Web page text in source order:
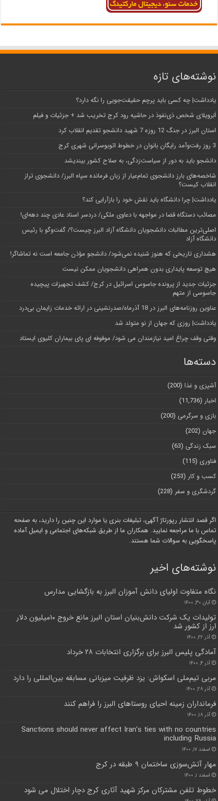
نوشته‌های تازه
یادداشت| ‌چه کسی باید پرچم حقیقت‌جویی را نگه دارد؟
اَبَر‌ویلای شخص ذی‌نفوذ در حاشیه‌ رود کرج تخریب شد + جزئیات و فیلم
استان البرز در جنگ 12 روزه 7 شهید دانشجو تقدیم انقلاب کرد
3 روز رفت‌وآمد رایگان بانوان در خطوط اتوبوسرانی شهری کرج
دانشجو باید به دور از سیاست‌زدگی، به صلاح کشور بیندیشد
شاخصه‌های بارز دانشجوی تمام‌عیار از زبان فرمانده سپاه البرز/ دانشجوی تراز
انقلاب کیست؟
یادداشت| چرا دانشگاه باید نقش خود را بازآرایی کند؟
مصائب دستگاه قضا در مواجهه با دعاوی ملکی/ دردسر اسناد عادی چند‌ دهه‌ای!
اصلی‌ترین مطالبات دانشجویان دانشگاه آزاد البرز چیست؟/ گفت‌وگو با رئیس
دانشگاه آز‌اد
هشداری تاریخی که هنوز شنیده نمی‌شود/ دانشجو مؤذن جامعه است نه تماشاگر!
هیچ توسعه پایداری بدون همراهی دانشجویان ممکن نیست
جزئیات جدید از پرونده جاسوس اسرائیل در کرج/‌ کشف تجهیزات پیچیده
جاسوسی از متهم
عناوین روزنامه‌های البرز در ‌18 آذرماه/صدرنشینی در ارائه خدمات زایمان بی‌درد
یادداشت| روزی که جهان از نو متولد شد
وقتی وقف چراغ امید نیازمندان می شود/ موقوفه ای پای بیماران کلیوی ایستاد
دسته‌ها
آشپزی و غذا (200)
اخبار (11,736)
بازی و سرگرمی (200)
جهان (202)
سبک زندگی (63)
فناوری (115)
کسب و کار (253)
گردشگری و سفر (228)
اگر قصد انتشار رپورتاژ آگهی، تبلیغات بنری یا موارد این چنین را دارید، به صفحه
تماس با ما مراجعه نمایید. همکاران ما از طریق شبکه‌های اجتماعی و ایمیل آماده
پاسخگویی به سوالات شما هستند.
نوشته‌های اخیر
نگاه متفاوت اولیای دانش آموزان البرز به بازگشایی مدارس
آبان ۳۰, ۱۴۰۰
تولیدات یک شرکت دانش‌بنیان استان البرز مانع خروج ۱۰میلیون دلار
ارز از کشور شد
آذر ۲۲, ۱۴۰۰
آمادگی پلیس البرز برای برگزاری انتخابات ۲۸ خرداد
آذر ۴, ۱۴۰۰
مربی تیم‌ملی اسکواش: یزد ظرفیت میزبانی مسابقه بین‌المللی را دارد
آذر ۲۸, ۱۴۰۰
فرمانداران زمینه احیای روستاهای البرز را فراهم کنند
آذر ۱۸, ۱۴۰۰
Sanctions should never affect Iran’s ties with no countries
including Russia
اسفند ۱۷, ۱۴۰۰
مهار آتش‌سوزی ساختمان ۹ طبقه در کرج
اسفند ۱, ۱۴۰۰
خطوط تلفن مشترکان مرکز شهید آثاری کرج دچار اختلال می شود